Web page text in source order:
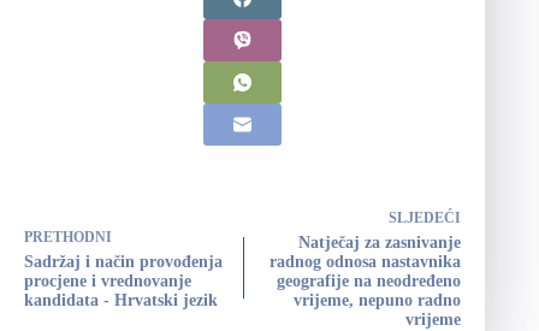
PRETHODNI
Sadržaj i način provođenja
procjene i vrednovanje
kandidata - Hrvatski jezik
SLJEDEĆI
Natječaj za zasnivanje
radnog odnosa nastavnika
geografije na neodređeno
vrijeme, nepuno radno
vrijeme